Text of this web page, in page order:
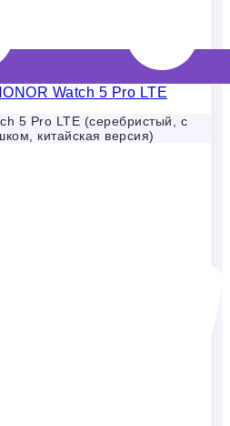
5 Pro LTE (серебристый, с
китайская версия)